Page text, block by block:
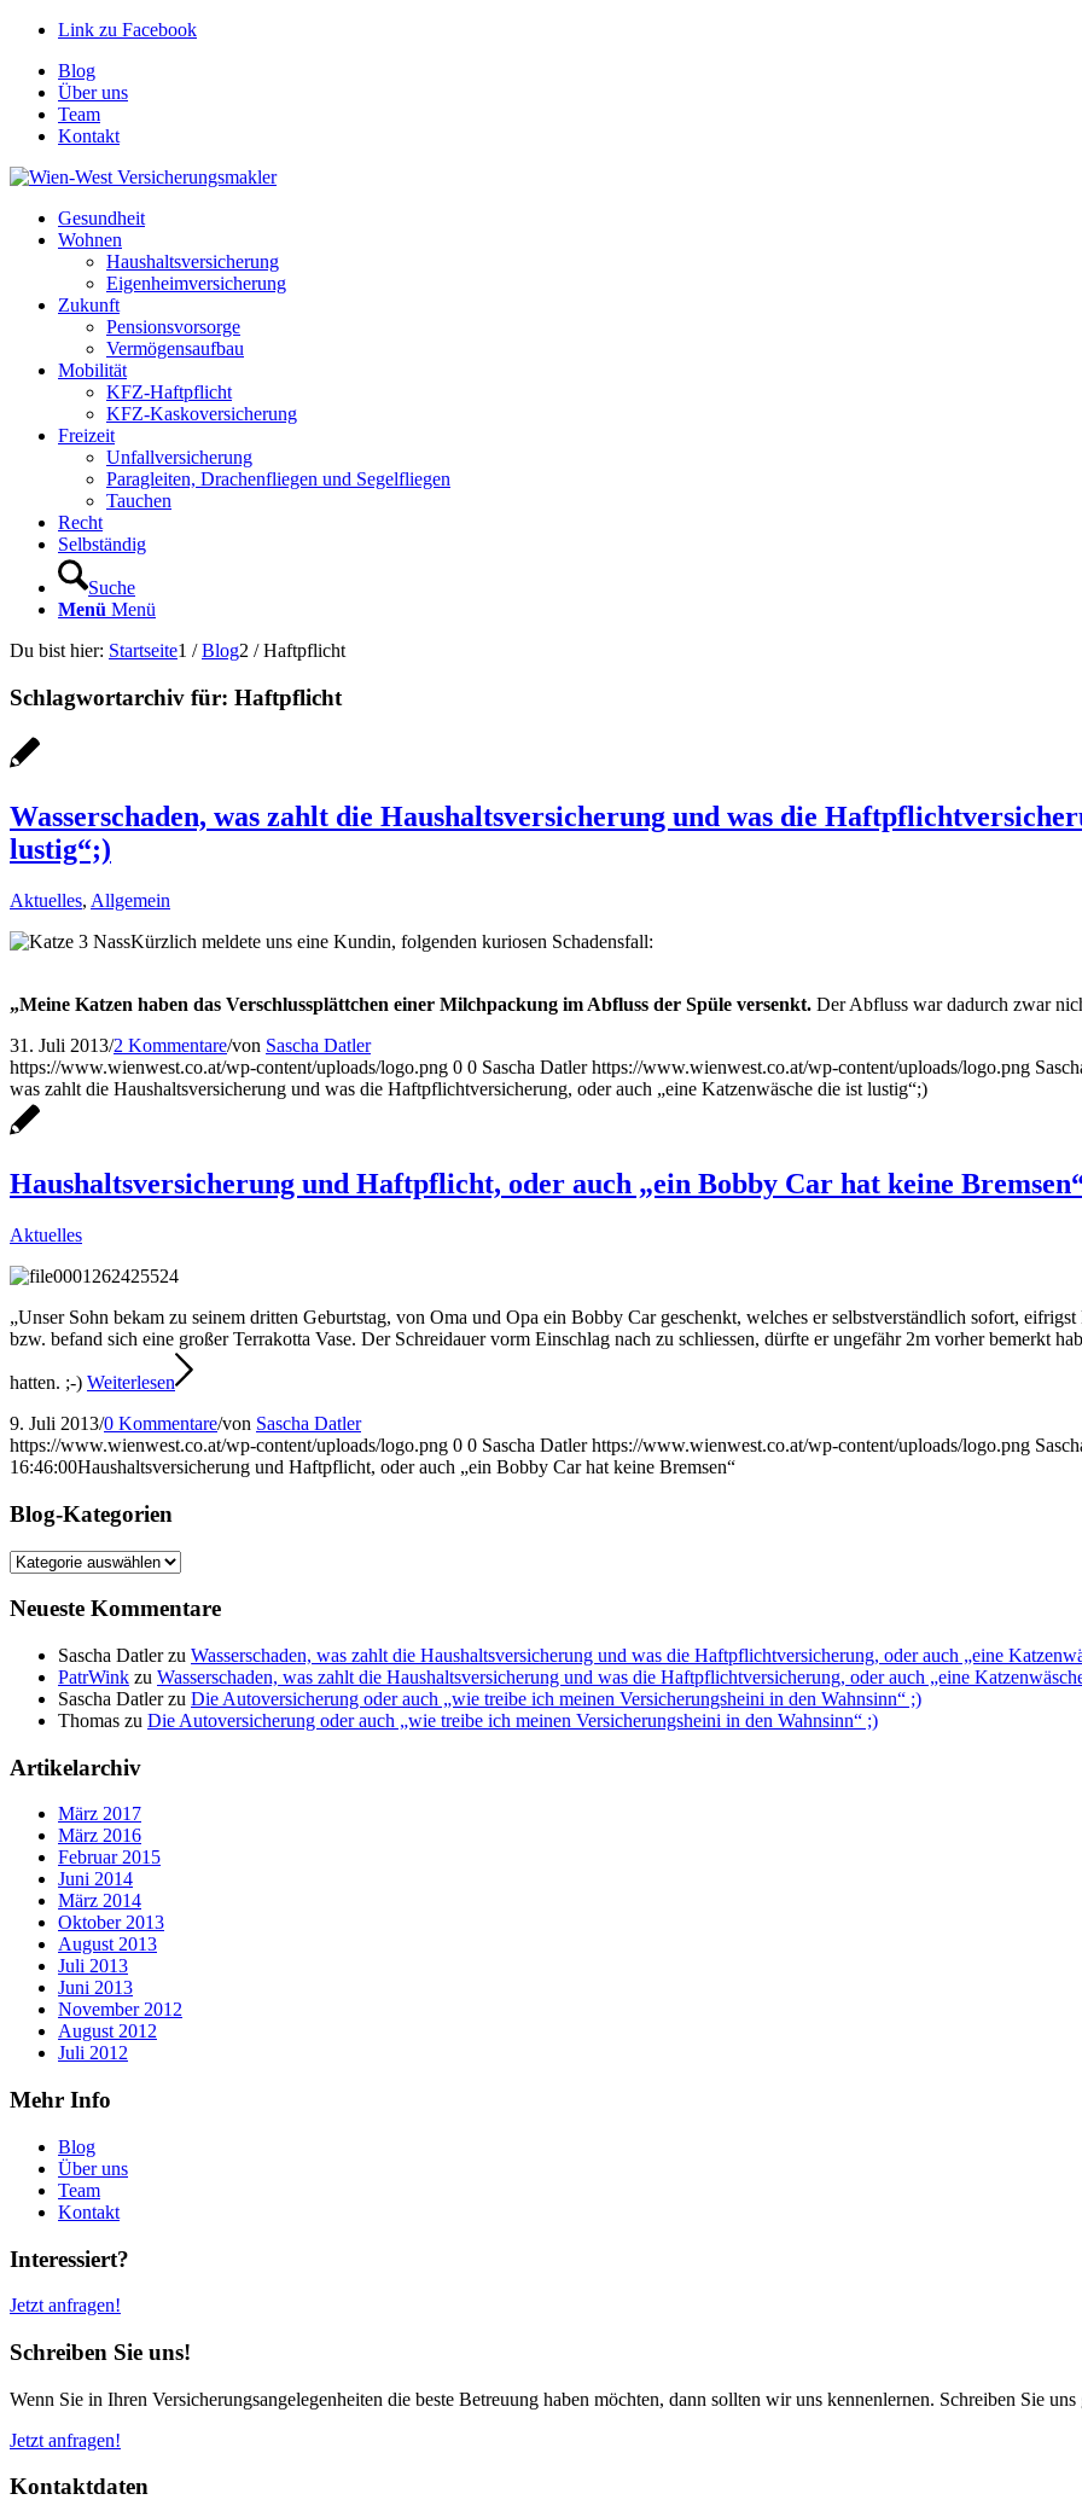
Link zu Facebook
Blog
Über uns
Team
Kontakt
Gesundheit
Wohnen
Haushaltsversicherung
Eigenheimversicherung
Zukunft
Pensionsvorsorge
Vermögensaufbau
Mobilität
KFZ-Haftpflicht
KFZ-Kaskoversicherung
Freizeit
Unfallversicherung
Paragleiten, Drachenfliegen und Segelfliegen
Tauchen
Recht
Selbständig
Suche
Menü Menü
Du bist hier: Startseite1 / Blog2 / Haftpflicht
Schlagwortarchiv für: Haftpflicht
Wasserschaden, was zahlt die Haushaltsversicherung und was die
lustig“;)
Aktuelles, Allgemein
Kürzlich meldete uns eine Kundin, folgenden kuriosen Schadensfall:
„Meine Katzen haben das Verschlussplättchen einer Milchpackung im Abfluss der Spüle versenkt. Der Abfluss war dadurch zwar
31. Juli 2013/2 Kommentare/von Sascha Datler
https://www.wienwest.co.at/wp-content/uploads/logo.png 0 0 Sascha Datler https://www.wienwest.co.at/wp-content/uploads/logo.png
was zahlt die Haushaltsversicherung und was die Haftpflichtversicherung, oder auch „eine Katzenwäsche die ist lustig“;)
Haushaltsversicherung und Haftpflicht, oder auch „ein Bobby Car hat keine
Aktuelles
„Unser Sohn bekam zu seinem dritten Geburtstag, von Oma und Opa ein Bobby Car geschenkt, welches er selbstverständlich sofort,
bzw. befand sich eine großer Terrakotta Vase. Der Schreidauer vorm Einschlag nach zu schliessen, dürfte er ungefähr 2m vorher bemerkt
hatten. ;-) Weiterlesen
9. Juli 2013/0 Kommentare/von Sascha Datler
https://www.wienwest.co.at/wp-content/uploads/logo.png 0 0 Sascha Datler https://www.wienwest.co.at/wp-content/uploads/logo.png
16:46:00Haushaltsversicherung und Haftpflicht, oder auch „ein Bobby Car hat keine Bremsen“
Blog-Kategorien
Blog-
Neueste Kommentare
Sascha Datlerzu Wasserschaden, was zahlt die Haushaltsversicherung und was die Haftpflichtversicherung, oder auch „eine
PatrWink zu Wasserschaden, was zahlt die Haushaltsversicherung und was die Haftpflichtversicherung, oder auch „eine
Sascha Datlerzu Die Autoversicherung oder auch „wie treibe ich meinen Versicherungsheini in den Wahnsinn“ ;)
Thomas zu Die Autoversicherung oder auch „wie treibe ich meinen Versicherungsheini in den Wahnsinn“ ;)
Artikelarchiv
März 2017
März 2016
Februar 2015
Juni 2014
März 2014
Oktober 2013
August 2013
Juli 2013
Juni 2013
November 2012
August 2012
Juli 2012
Mehr Info
Blog
Über uns
Team
Kontakt
Interessiert?
Jetzt anfragen!
Schreiben Sie uns!
Wenn Sie in Ihren Ver­sicherungs­angelegen­heiten die beste Betreuung haben möchten, dann sollten wir uns kennenlernen. Schreiben Sie
Jetzt anfragen!
Kontaktdaten